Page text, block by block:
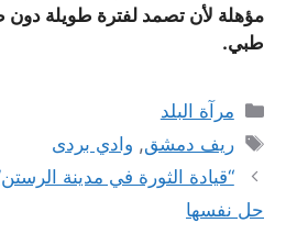
مؤهلة لأن تصمد لفترة طويلة دون
طبي.
التصنيفات
مرآة البلد
الوسوم
ريف دمشق, وادي بردى
“قيادة الثورة في مدينة
حل نفسها